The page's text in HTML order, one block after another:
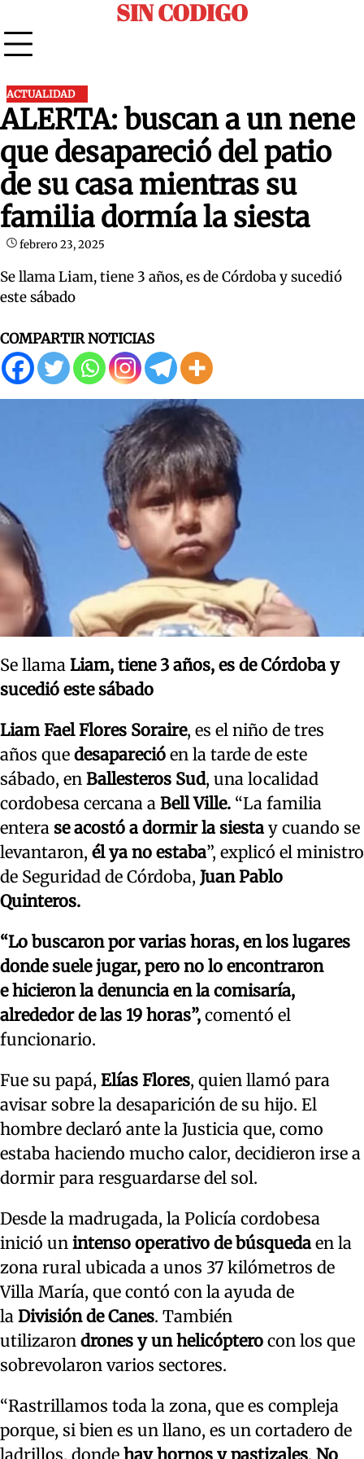
to
content
SIN CODIGO
ACTUALIDAD
ALERTA: buscan a un nene
que desapareció del patio
de su casa mientras su
familia dormía la siesta
febrero 23, 2025
Se llama Liam, tiene 3 años, es de Córdoba y sucedió
este sábado
COMPARTIR NOTICIAS
Se llama Liam, tiene 3 años, es de Córdoba y
sucedió este sábado
Liam Fael Flores Soraire, es el niño de tres
años que desapareció en la tarde de este
sábado, en Ballesteros Sud, una localidad
cordobesa cercana a Bell Ville. “La familia
entera se acostó a dormir la siesta y cuando se
levantaron, él ya no estaba”, explicó el ministro
de Seguridad de Córdoba, Juan Pablo
Quinteros.
“Lo buscaron por varias horas, en los lugares
donde suele jugar, pero no lo encontraron
e hicieron la denuncia en la comisaría,
alrededor de las 19 horas”, comentó el
funcionario.
Fue su papá, Elías Flores, quien llamó para
avisar sobre la desaparición de su hijo. El
hombre declaró ante la Justicia que, como
estaba haciendo mucho calor, decidieron irse a
dormir para resguardarse del sol.
Desde la madrugada, la Policía cordobesa
inició un intenso operativo de búsqueda en la
zona rural ubicada a unos 37 kilómetros de
Villa María, que contó con la ayuda de
la División de Canes. También
utilizaron drones y un helicóptero con los que
sobrevolaron varios sectores.
“Rastrillamos toda la zona, que es compleja
porque, si bien es un llano, es un cortadero de
ladrillos, donde hay hornos y pastizales. No